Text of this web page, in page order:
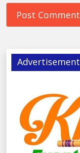
Advertisement